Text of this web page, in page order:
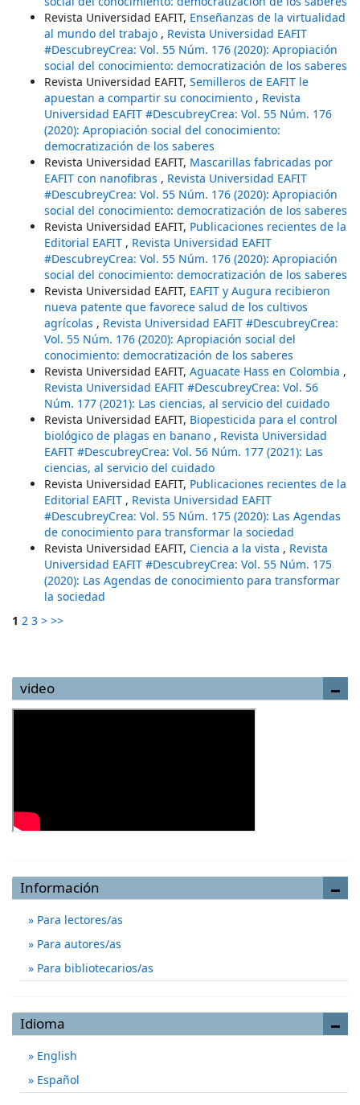
Revista Universidad EAFIT, Enseñanzas de la virtualidad
al mundo del trabajo , Revista Universidad EAFIT
#DescubreyCrea: Vol. 55 Núm. 176 (2020): Apropiación
social del conocimiento: democratización de los saberes
Revista Universidad EAFIT, Semilleros de EAFIT le
apuestan a compartir su conocimiento , Revista
Universidad EAFIT #DescubreyCrea: Vol. 55 Núm. 176
(2020): Apropiación social del conocimiento:
democratización de los saberes
Revista Universidad EAFIT, Mascarillas fabricadas por
EAFIT con nanofibras , Revista Universidad EAFIT
#DescubreyCrea: Vol. 55 Núm. 176 (2020): Apropiación
social del conocimiento: democratización de los saberes
Revista Universidad EAFIT, Publicaciones recientes de la
Editorial EAFIT , Revista Universidad EAFIT
#DescubreyCrea: Vol. 55 Núm. 176 (2020): Apropiación
social del conocimiento: democratización de los saberes
Revista Universidad EAFIT, EAFIT y Augura recibieron
nueva patente que favorece salud de los cultivos
agrícolas , Revista Universidad EAFIT #DescubreyCrea:
Vol. 55 Núm. 176 (2020): Apropiación social del
conocimiento: democratización de los saberes
Revista Universidad EAFIT, Aguacate Hass en Colombia ,
Revista Universidad EAFIT #DescubreyCrea: Vol. 56
Núm. 177 (2021): Las ciencias, al servicio del cuidado
Revista Universidad EAFIT, Biopesticida para el control
biológico de plagas en banano , Revista Universidad
EAFIT #DescubreyCrea: Vol. 56 Núm. 177 (2021): Las
ciencias, al servicio del cuidado
Revista Universidad EAFIT, Publicaciones recientes de la
Editorial EAFIT , Revista Universidad EAFIT
#DescubreyCrea: Vol. 55 Núm. 175 (2020): Las Agendas
de conocimiento para transformar la sociedad
Revista Universidad EAFIT, Ciencia a la vista , Revista
Universidad EAFIT #DescubreyCrea: Vol. 55 Núm. 175
(2020): Las Agendas de conocimiento para transformar
la sociedad
1 2 3 > >>
video
Información
Para lectores/as
Para autores/as
Para bibliotecarios/as
Idioma
English
Español